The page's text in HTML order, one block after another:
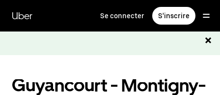
contenu
principal
Uber Se connecter S'inscrire
Guyancourt - Montigny-